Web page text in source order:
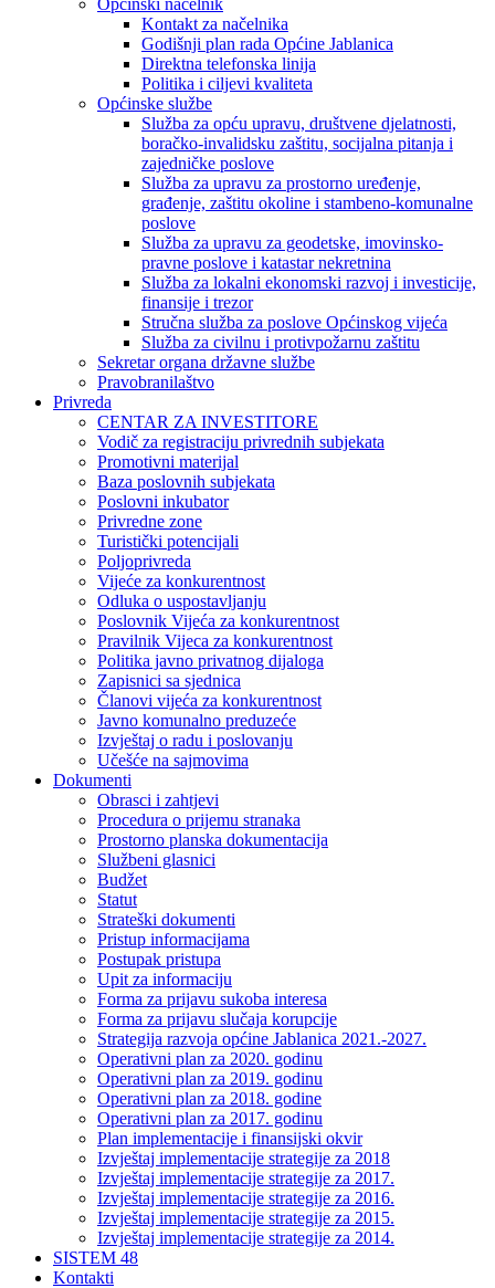
Općinski načelnik
Kontakt za načelnika
Godišnji plan rada Općine Jablanica
Direktna telefonska linija
Politika i ciljevi kvaliteta
Općinske službe
Služba za opću upravu, društvene djelatnosti,
boračko-invalidsku zaštitu, socijalna pitanja i
zajedničke poslove
Služba za upravu za prostorno uređenje,
građenje, zaštitu okoline i stambeno-komunalne
poslove
Služba za upravu za geodetske, imovinsko-
pravne poslove i katastar nekretnina
Služba za lokalni ekonomski razvoj i investicije,
finansije i trezor
Stručna služba za poslove Općinskog vijeća
Služba za civilnu i protivpožarnu zaštitu
Sekretar organa državne službe
Pravobranilaštvo
Privreda
CENTAR ZA INVESTITORE
Vodič za registraciju privrednih subjekata
Promotivni materijal
Baza poslovnih subjekata
Poslovni inkubator
Privredne zone
Turistički potencijali
Poljoprivreda
Vijeće za konkurentnost
Odluka o uspostavljanju
Poslovnik Vijeća za konkurentnost
Pravilnik Vijeca za konkurentnost
Politika javno privatnog dijaloga
Zapisnici sa sjednica
Članovi vijeća za konkurentnost
Javno komunalno preduzeće
Izvještaj o radu i poslovanju
Učešće na sajmovima
Dokumenti
Obrasci i zahtjevi
Procedura o prijemu stranaka
Prostorno planska dokumentacija
Službeni glasnici
Budžet
Statut
Strateški dokumenti
Pristup informacijama
Postupak pristupa
Upit za informaciju
Forma za prijavu sukoba interesa
Forma za prijavu slučaja korupcije
Strategija razvoja općine Jablanica 2021.-2027.
Operativni plan za 2020. godinu
Operativni plan za 2019. godinu
Operativni plan za 2018. godine
Operativni plan za 2017. godinu
Plan implementacije i finansijski okvir
Izvještaj implementacije strategije za 2018
Izvještaj implementacije strategije za 2017.
Izvještaj implementacije strategije za 2016.
Izvještaj implementacije strategije za 2015.
Izvještaj implementacije strategije za 2014.
SISTEM 48
Kontakti